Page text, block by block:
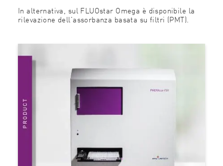
In alternativa, sul FLUOstar Omega è disponibile la
rilevazione dell'assorbanza basata su filtri (PMT).